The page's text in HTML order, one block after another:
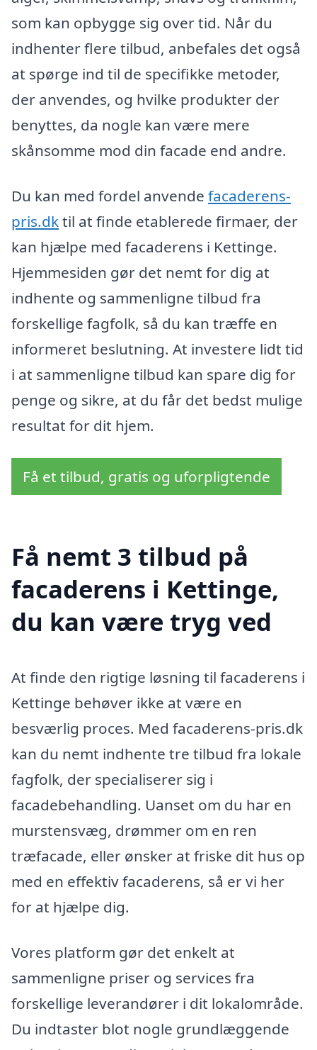
som kan opbygge sig over tid. Når du
indhenter flere tilbud, anbefales det også
at spørge ind til de specifikke metoder,
der anvendes, og hvilke produkter der
benyttes, da nogle kan være mere
skånsomme mod din facade end andre.
Du kan med fordel anvende facaderens-
pris.dktil at finde etablerede firmaer, der
kan hjælpe med facaderens i Kettinge.
Hjemmesiden gør det nemt for dig at
indhente og sammenligne tilbud fra
forskellige fagfolk, så du kan træffe en
informeret beslutning. At investere lidt tid
i at sammenligne tilbud kan spare dig for
penge og sikre, at du får det bedst mulige
resultat for dit hjem.
Få et tilbud, gratis og uforpligtende
Få nemt 3 tilbud på
facaderens i Kettinge,
du kan være tryg ved
At finde den rigtige løsning til facaderens i
Kettinge behøver ikke at være en
besværlig proces. Med facaderens-pris.dk
kan du nemt indhente tre tilbud fra lokale
fagfolk, der specialiserer sig i
facadebehandling. Uanset om du har en
murstensvæg, drømmer om en ren
træfacade, eller ønsker at friske dit hus op
med en effektiv facaderens, så er vi her
for at hjælpe dig.
Vores platform gør det enkelt at
sammenligne priser og services fra
forskellige leverandører i dit lokalområde.
Du indtaster blot nogle grundlæggende